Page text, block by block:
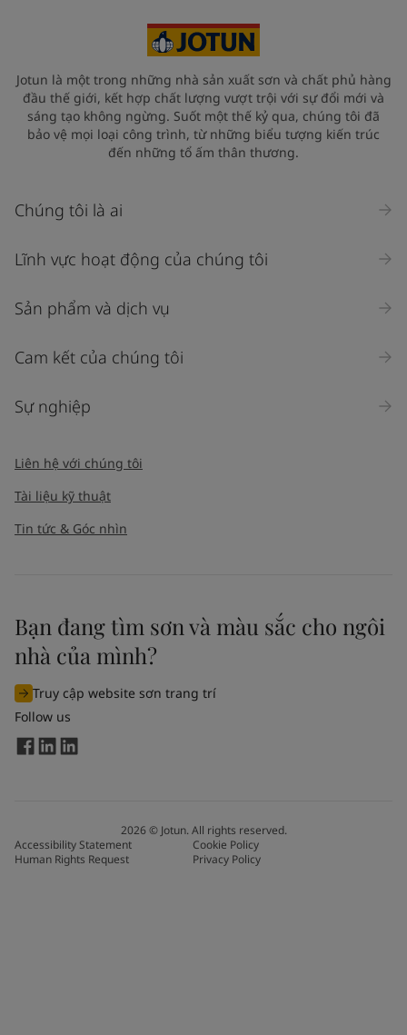
Jotun là một trong những nhà sản xuất sơn và chất phủ hàng
đầu thế giới, kết hợp chất lượng vượt trội với sự đổi mới và
sáng tạo không ngừng. Suốt một thế kỷ qua, chúng tôi đã
bảo vệ mọi loại công trình, từ những biểu tượng kiến trúc
đến những tổ ấm thân thương.
Chúng tôi là ai
Lĩnh vực hoạt động của chúng tôi
Sản phẩm và dịch vụ
Cam kết của chúng tôi
Sự nghiệp
Liên hệ với chúng tôi
Tài liệu kỹ thuật
Tin tức & Góc nhìn
Bạn đang tìm sơn và màu sắc cho ngôi
nhà của mình?
Truy cập website sơn trang trí
Follow us
2026© Jotun. All rights reserved.
Accessibility Statement
Cookie Policy
Human Rights Request
Privacy Policy